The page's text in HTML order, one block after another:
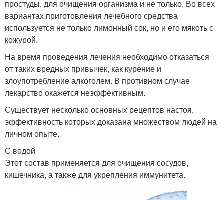
простуды, для очищения организма и не только. Во всех
вариантах приготовления лечебного средства
используется не только лимонный сок, но и его мякоть с
кожурой.
На время проведения лечения необходимо отказаться
от таких вредных привычек, как курение и
злоупотребление алкоголем. В противном случае
лекарство окажется неэффективным.
Существует несколько основных рецептов настоя,
эффективность которых доказана множеством людей на
личном опыте.
С водой
Этот состав применяется для очищения сосудов,
кишечника, а также для укрепления иммунитета.